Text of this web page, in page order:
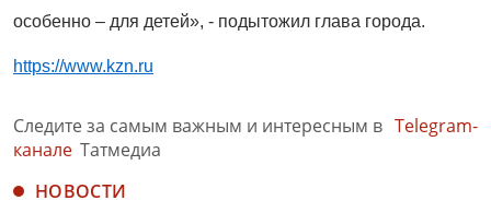
особенно – для детей», - подытожил глава города.
https://www.kzn.ru
Следите за самым важным и интересным в Telegram-
канале Татмедиа
НОВОСТИ